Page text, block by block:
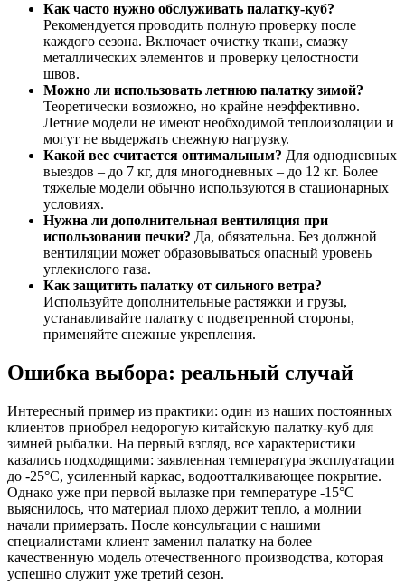
Как часто нужно обслуживать палатку-куб?
Рекомендуется проводить полную проверку после
каждого сезона. Включает очистку ткани, смазку
металлических элементов и проверку целостности
швов.
Можно ли использовать летнюю палатку зимой?
Теоретически возможно, но крайне неэффективно.
Летние модели не имеют необходимой теплоизоляции и
могут не выдержать снежную нагрузку.
Какой вес считается оптимальным? Для однодневных
выездов – до 7 кг, для многодневных – до 12 кг. Более
тяжелые модели обычно используются в стационарных
условиях.
Нужна ли дополнительная вентиляция при
использовании печки? Да, обязательна. Без должной
вентиляции может образовываться опасный уровень
углекислого газа.
Как защитить палатку от сильного ветра?
Используйте дополнительные растяжки и грузы,
устанавливайте палатку с подветренной стороны,
применяйте снежные укрепления.
Ошибка выбора: реальный случай
Интересный пример из практики: один из наших постоянных
клиентов приобрел недорогую китайскую палатку-куб для
зимней рыбалки. На первый взгляд, все характеристики
казались подходящими: заявленная температура эксплуатации
до -25°C, усиленный каркас, водоотталкивающее покрытие.
Однако уже при первой вылазке при температуре -15°C
выяснилось, что материал плохо держит тепло, а молнии
начали примерзать. После консультации с нашими
специалистами клиент заменил палатку на более
качественную модель отечественного производства, которая
успешно служит уже третий сезон.